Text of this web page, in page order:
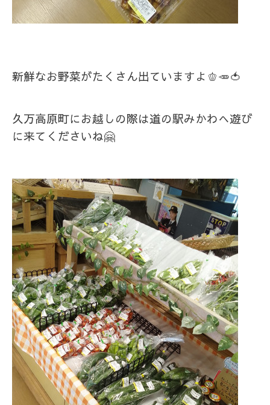
新鮮なお野菜がたくさん出ていますよ🫑🥕🍅
久万高原町にお越しの際は道の駅みかわへ遊び
に来てくださいね🤗